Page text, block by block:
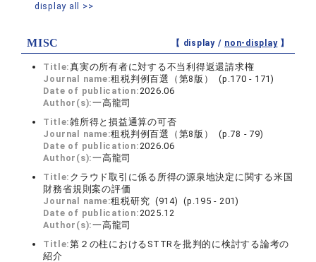
display all >>
MISC 【 display / non-display】
Title:真実の所有者に対する不当利得返還請求権
Journal name:租税判例百選（第8版） (p.170 - 171)
Date of publication:2026.06
Author(s):一高龍司
Title:雑所得と損益通算の可否
Journal name:租税判例百選（第8版） (p.78 - 79)
Date of publication:2026.06
Author(s):一高龍司
Title: クラウド取引に係る所得の源泉地決定に関する米国
財務省規則案の評価
Journal name:租税研究 (914) (p.195 - 201)
Date of publication:2025.12
Author(s):一高龍司
Title:第２の柱におけるSTTRを批判的に検討する論考の
紹介